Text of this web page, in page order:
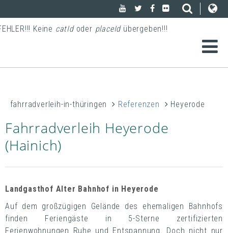
Keine catIdoder placeIdübergeben!!!
fahrradverleih-in-thüringen Referenzen Heyerode
Fahrradverleih Heyerode
(Hainich)
Landgasthof Alter Bahnhof in Heyerode
Auf dem großzügigen Gelände des ehemaligen Bahnhofs
finden Feriengäste in 5-Sterne zertifizierten
Ferienwohnungen Ruhe und Entspannung. Doch nicht nur